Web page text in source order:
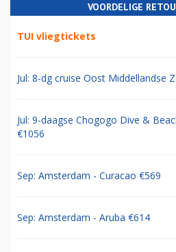
VOORDELIGE
TUI vliegtickets
Jul: 8-dg cruise Oost Middellandse
Jul: 9-daagse Chogogo Dive &
€1056
Sep: Amsterdam - Curacao €569
Sep: Amsterdam - Aruba €614